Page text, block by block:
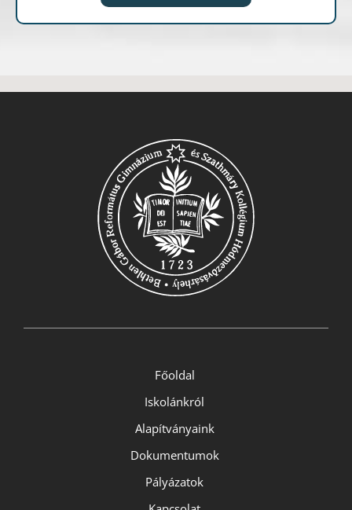
Főoldal
Iskolánkról
Alapítványaink
Dokumentumok
Pályázatok